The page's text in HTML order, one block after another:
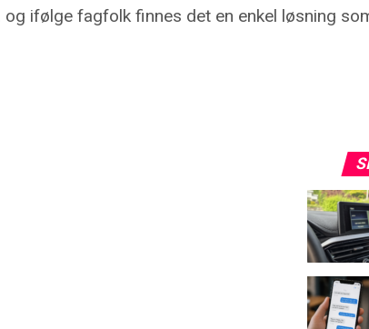
ifølge fagfolk finnes det en enkel løsning